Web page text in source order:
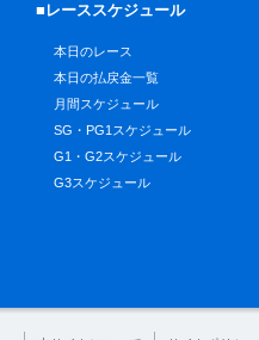
■レーススケジュール
本日のレース
本日の払戻金一覧
月間スケジュール
SG・PG1スケジュール
G1・G2スケジュール
G3スケジュール